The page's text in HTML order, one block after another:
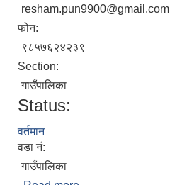
resham.pun9900@gmail.com
फोन:
९८५७६२४२३९
Section:
गाउँपालिका
Status:
वर्तमान
वडा नं:
गाउँपालिका